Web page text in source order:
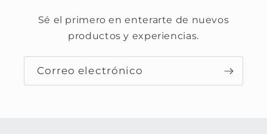
Sé el primero en enterarte de nuevos
productos y experiencias.
Correo electrónico